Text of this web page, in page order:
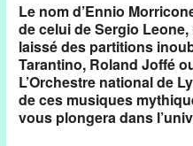
Le nom d’Ennio
de celui de Sergio
laissé des partitions
Tarantino, Roland Joffé
L’Orchestre national de
de ces musiques
vous plongera dans